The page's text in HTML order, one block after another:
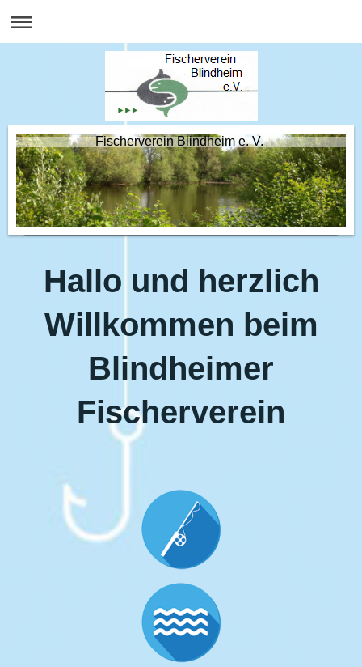
Fischerverein Blindheim e. V.
Hallo und herzlich
Willkommen beim
Blindheimer
Fischerverein